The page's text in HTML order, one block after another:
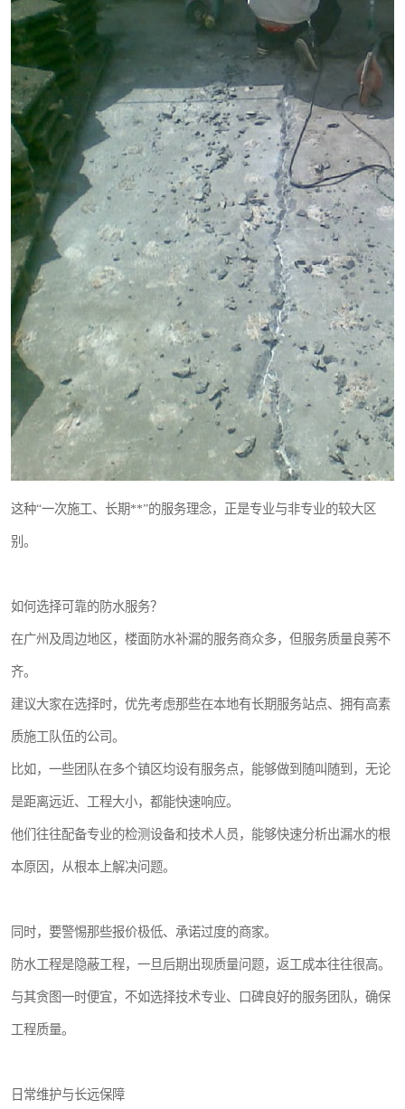
这种“一次施工、长期**”的服务理念，正是专业与非专业的较大区
别。
如何选择可靠的防水服务？
在广州及周边地区，楼面防水补漏的服务商众多，但服务质量良莠不
齐。
建议大家在选择时，优先考虑那些在本地有长期服务站点、拥有高素
质施工队伍的公司。
比如，一些团队在多个镇区均设有服务点，能够做到随叫随到，无论
是距离远近、工程大小，都能快速响应。
他们往往配备专业的检测设备和技术人员，能够快速分析出漏水的根
本原因，从根本上解决问题。
同时，要警惕那些报价极低、承诺过度的商家。
防水工程是隐蔽工程，一旦后期出现质量问题，返工成本往往很高。
与其贪图一时便宜，不如选择技术专业、口碑良好的服务团队，确保
工程质量。
日常维护与长远保障